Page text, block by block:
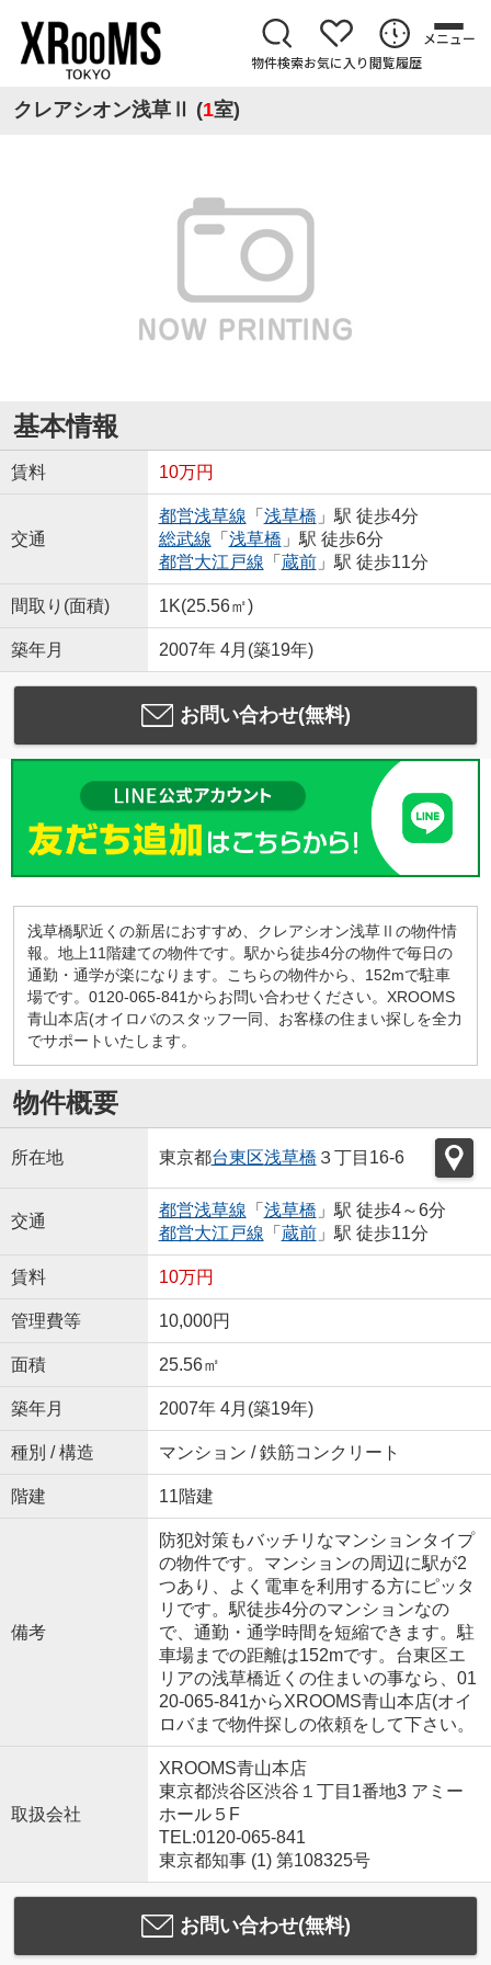
物件検索お気に入り閲覧履歴
メニュー
クレアシオン浅草Ⅱ (1室)
基本情報
賃料 10万円
交通
都営浅草線 「 浅草橋 」駅 徒歩4分
総武線 「 浅草橋 」駅 徒歩6分
都営大江戸線 「 蔵前」駅 徒歩11分
間取り(面積) 1K(25.56㎡)
築年月 2007年 4月(築19年)
お問い合わせ(無料)
浅草橋駅近くの新居におすすめ、クレアシオン浅草Ⅱの物件情
報。地上11階建ての物件です。駅から徒歩4分の物件で毎日の
通勤・通学が楽になります。こちらの物件から、152mで駐車
場です。0120-065-841からお問い合わせください。XROOMS
青山本店(オイロバのスタッフ一同、お客様の住まい探しを全力
でサポートいたします。
物件概要
所在地 東京都台東区浅草橋 ３丁目16-6
交通
都営浅草線 「 浅草橋 」駅 徒歩4～6分
都営大江戸線 「 蔵前」駅 徒歩11分
賃料 10万円
管理費等 10,000円
面積 25.56㎡
築年月 2007年 4月(築19年)
種別 / 構造 マンション / 鉄筋コンクリート
階建 11階建
備考
防犯対策もバッチリなマンションタイプ
の物件です。マンションの周辺に駅が2
つあり、よく電車を利用する方にピッタ
リです。駅徒歩4分のマンションなの
で、通勤・通学時間を短縮できます。駐
車場までの距離は152mです。台東区エ
リアの浅草橋近くの住まいの事なら、01
20-065-841からXROOMS青山本店(オイ
ロバまで物件探しの依頼をして下さい。
取扱会社
XROOMS青山本店
東京都渋谷区渋谷１丁目1番地3 アミー
ホール５F
TEL:0120-065-841
東京都知事 (1) 第108325号
お問い合わせ(無料)